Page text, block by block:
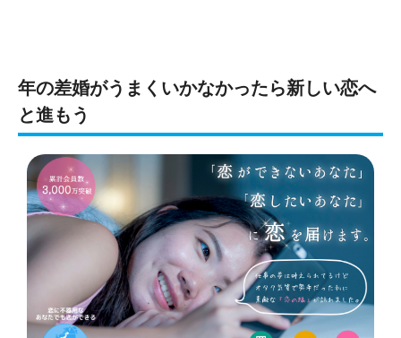
年の差婚がうまくいかなかったら新しい恋へ
と進もう